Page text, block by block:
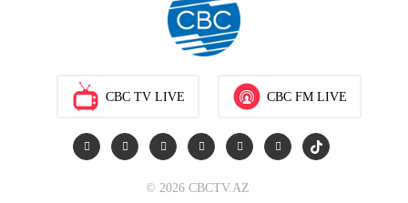
военных атташе в зарубежных странах (ФОТО)
годовщины Вашингтонского саммита
CBC TV LIVE CBC FM LIVE
© 2026 CBCTV.AZ